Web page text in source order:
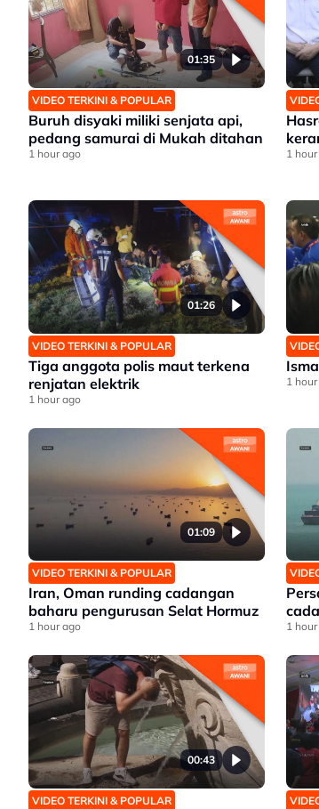
01:35
VIDEO TERKINI & POPULAR
Buruh disyaki miliki senjata api,
pedang samurai di Mukah ditahan
1 hour ago 1
01:26
VIDEO TERKINI & POPULAR
Tiga anggota polis maut terkena
renjatan elektrik
1 hour ago
1
01:09
VIDEO TERKINI & POPULAR
Iran, Oman runding cadangan
baharu pengurusan Selat Hormuz
1 hour ago 1
00:43
VIDEO TERKINI & POPULAR